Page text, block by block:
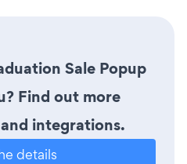
Sale Popup
Find out more
integrations.
details